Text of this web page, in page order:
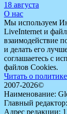
18 августа
О нас
Мы используем
LiveInternet и
взаимодействие
и делать его
соглашаетесь с
файлов Cookies.
Читать о
2007-2026©
Наименование:
Главный
Адрес редакции: